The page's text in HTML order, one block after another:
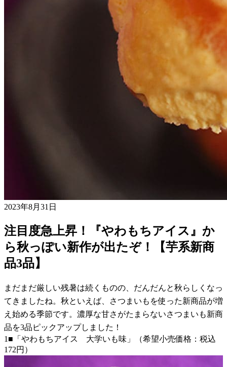
2023年8月31日
注目度急上昇！『やわもちアイス』か
ら秋っぽい新作が出たぞ！【芋系新商
品3品】
まだまだ厳しい残暑は続くものの、だんだんと秋らしくなっ
てきましたね。秋といえば、さつまいもを使った新商品が増
え始める季節です。濃厚な甘さがたまらないさつまいも新商
品を3品ピックアップしました！
1■「やわもちアイス 大学いも味」（希望小売価格：税込
172円）